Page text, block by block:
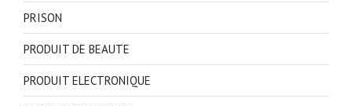
PRISON
PRODUIT DE BEAUTE
PRODUIT ELECTRONIQUE